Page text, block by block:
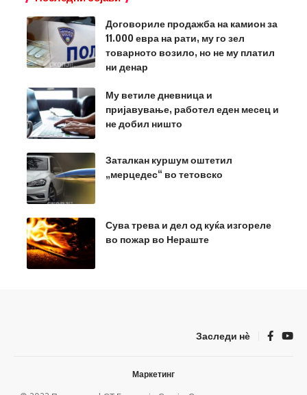
Договориле продажба на камион за
11.000 евра на рати, му го зел
товарното возило, но не му платил
ни денар
Му ветиле дневница и
пријавување, работел еден месец и
не добил ништо
Заталкан куршум оштетил
„мерцедес“ во тетовско
Сува трева и дел од куќа изгореле
во пожар во Нераште
Заследи нѐ
Маркетинг